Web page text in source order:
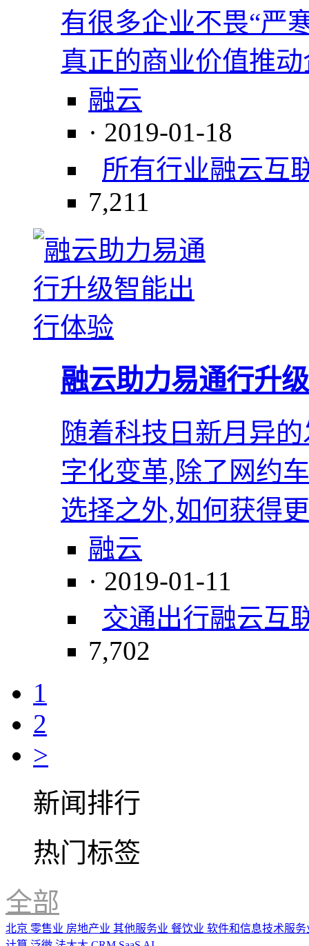
有很多企业不畏“严
真正的商业价值推
融云
· 2019-01-18
所有行业融云互
7,211
融云助力易通行升
随着科技日新月异
字化变革,除了网约
选择之外,如何获得
融云
· 2019-01-11
交通出行融云互
7,702
1
2
>
新闻排行
热门标签
全部
北京 零售业 房地产业 其他服务业 餐饮业 软件和信息技术服